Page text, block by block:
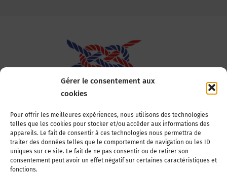
Gérer le consentement aux
cookies
Pour offrir les meilleures expériences, nous utilisons des technologies
telles que les cookies pour stocker et/ou accéder aux informations des
appareils. Le fait de consentir à ces technologies nous permettra de
traiter des données telles que le comportement de navigation ou les ID
uniques sur ce site. Le fait de ne pas consentir ou de retirer son
consentement peut avoir un effet négatif sur certaines caractéristiques et
fonctions.
Association Nationale des Elus des Littoraux
22, boulevard de la Tour-Maubourg
75007 Paris
Tél : 01 44 11 11 70
E-mail : anel-secretariat@anel.asso.fr